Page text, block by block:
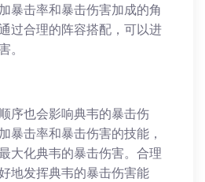
暴击率和暴击伤害加成的角
过合理的阵容搭配，可以进
。
序也会影响典韦的暴击伤
暴击率和暴击伤害的技能，
大化典韦的暴击伤害。合理
地发挥典韦的暴击伤害能